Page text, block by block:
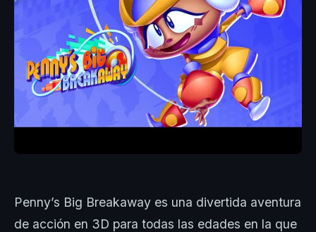
Penny’s Big Breakaway es una divertida aventura
de acción en 3D para todas las edades en la que